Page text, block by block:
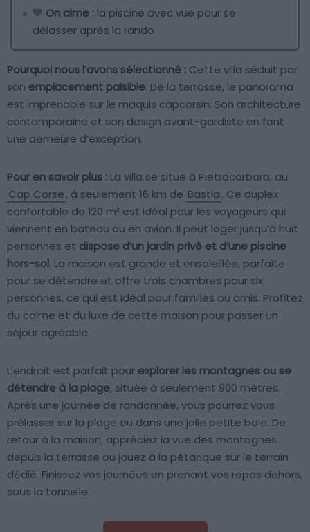
💙 On aime : la piscine avec vue pour se
délasser après la rando
Pourquoi nous l’avons sélectionné : Cette villa séduit par
son emplacement paisible. De la terrasse, le panorama
est imprenable sur le maquis capcorsin. Son architecture
contemporaine et son design avant-gardiste en font
une demeure d’exception.
Pour en savoir plus : La villa se situe à Pietracorbara, au
Cap Corse, à seulement 16 km de Bastia. Ce duplex
confortable de 120 m² est idéal pour les voyageurs qui
viennent en bateau ou en avion. Il peut loger jusqu’à huit
personnes et dispose d’un jardin privé et d’une piscine
hors-sol. La maison est grande et ensoleillée, parfaite
pour se détendre et offre trois chambres pour six
personnes, ce qui est idéal pour familles ou amis. Profitez
du calme et du luxe de cette maison pour passer un
séjour agréable.
L’endroit est parfait pour explorer les montagnes ou se
détendre à la plage, située à seulement 900 mètres.
Après une journée de randonnée, vous pourrez vous
prélasser sur la plage ou dans une jolie petite baie. De
retour à la maison, appréciez la vue des montagnes
depuis la terrasse ou jouez à la pétanque sur le terrain
dédié. Finissez vos journées en prenant vos repas dehors,
sous la tonnelle.